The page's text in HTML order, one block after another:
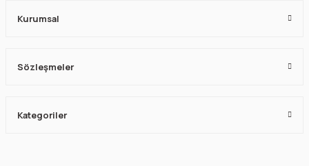
Kurumsal
Sözleşmeler
Kategoriler